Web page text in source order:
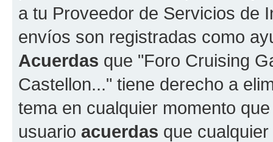
a tu Proveedor de Servicios de
envíos son registradas como
Acuerdas que "Foro Cruising
Castellon..." tiene derecho a
tema en cualquier momento
usuario acuerdas que